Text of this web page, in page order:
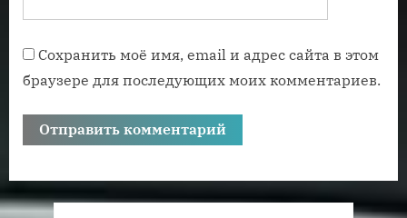
Сохранить моё имя, email и адрес сайта в этом
браузере для последующих моих комментариев.